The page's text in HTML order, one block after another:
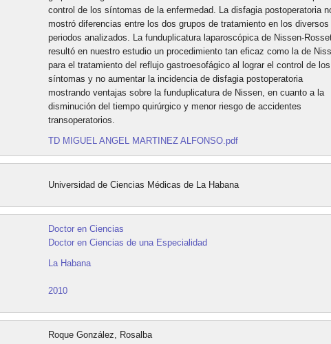
control de los síntomas de la enfermedad. La disfagia postoperatoria
mostró diferencias entre los dos grupos de tratamiento en los diversos
periodos analizados. La funduplicatura laparoscópica de Nissen-
resultó en nuestro estudio un procedimiento tan eficaz como la de
para el tratamiento del reflujo gastroesofágico al lograr el control de los
síntomas y no aumentar la incidencia de disfagia postoperatoria
mostrando ventajas sobre la funduplicatura de Nissen, en cuanto a la
disminución del tiempo quirúrgico y menor riesgo de accidentes
transoperatorios.
TD MIGUEL ANGEL MARTINEZ ALFONSO.pdf
Universidad de Ciencias Médicas de La Habana
Doctor en Ciencias
Doctor en Ciencias de una Especialidad
La Habana
2010
Roque González, Rosalba